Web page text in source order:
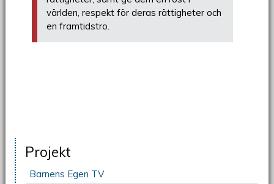
världen, respekt för deras rättigheter och
en framtidstro.
Projekt
Barnens Egen TV